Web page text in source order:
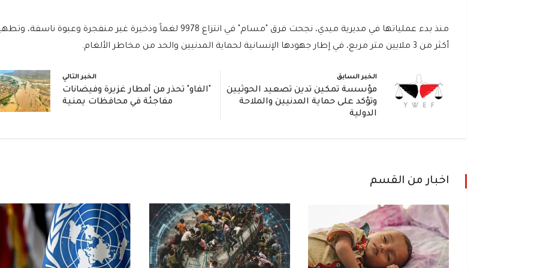
منذ بدء عملياتها في مديرية ميدي، نجحت فرق "مسام" في انتزاع 9978 لغماً وذخيرة غير منفجرة وعبوة ناسفة،
أكثر من 3 ملايين متر مربع، في إطار جهودها الإنسانية لحماية المدنيين والحد من مخاطر الألغام.
الخبر السابق
مؤسسة تمكين تدين تصعيد الحوثيين
وتؤكد على حماية المدنيين والملاحة
الدولية
الخبر التالي
"الفاو" تحذر من أمطار غزيرة وفيضانات
مفاجئة في محافظات يمنية
اخبار من القسم